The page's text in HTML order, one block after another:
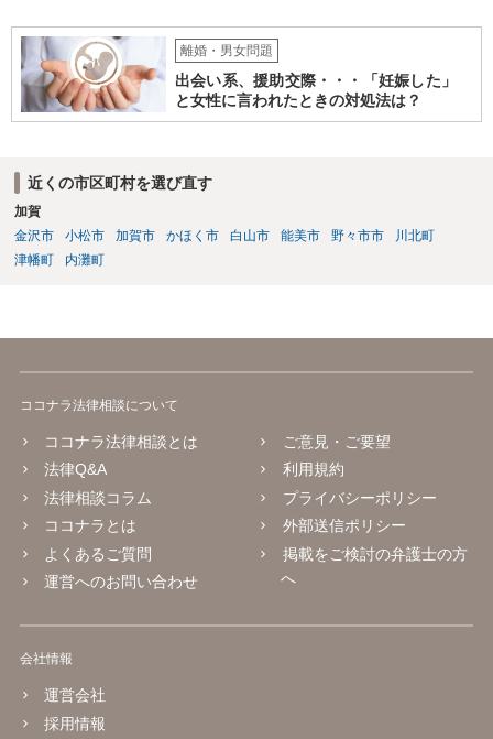
離婚・男女問題
出会い系、援助交際・・・「妊娠した」
と女性に言われたときの対処法は？
近くの市区町村を選び直す
加賀
金沢市
小松市 加賀市 かほく市 白山市 能美市 野々市市
川北町
津幡町
内灘町
ココナラ法律相談について
ココナラ法律相談とは
法律Q&A
法律相談コラム
ココナラとは
よくあるご質問
運営へのお問い合わせ
ご意見・ご要望
利用規約
プライバシーポリシー
外部送信ポリシー
掲載をご検討の弁護士の方
へ
会社情報
運営会社
採用情報